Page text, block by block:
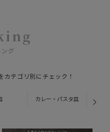
グ
カテゴリ別にチェック！
カレー・パスタ皿